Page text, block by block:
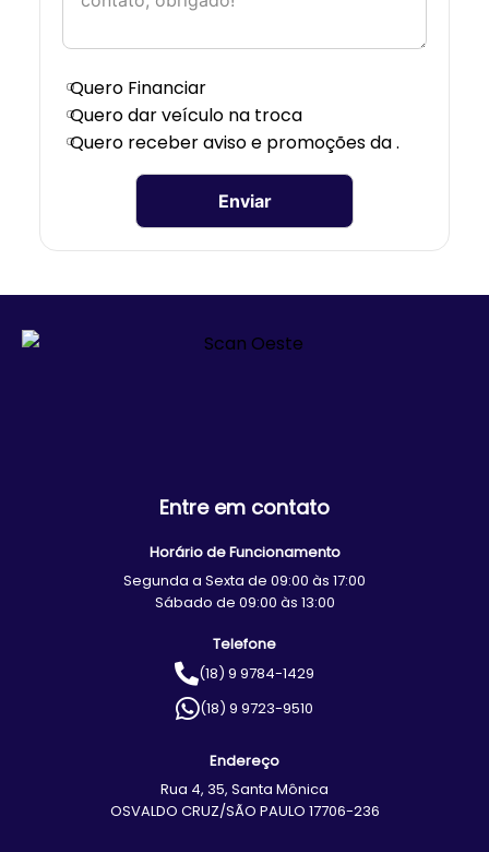
Quero Financiar
Quero dar veículo na troca
Quero receber aviso e promoções da .
Entre em contato
Horário de Funcionamento
Segunda a Sexta de 09:00 às 17:00
Sábado de 09:00 às 13:00
Telefone
(18) 9 9784-1429
(18) 9 9723-9510
Endereço
Rua 4, 35, Santa Mônica
OSVALDO CRUZ/SÃO PAULO 17706-236